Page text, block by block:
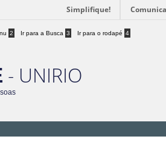
Simplifique!
2 Ir para a Busca 3 Ir para o rodapé 4
- UNIRIO